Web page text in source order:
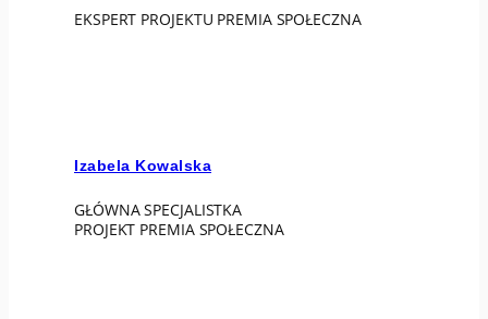
EKSPERT PROJEKTU PREMIA SPOŁECZNA
Izabela Kowalska
GŁÓWNA SPECJALISTKA
PROJEKT PREMIA SPOŁECZNA